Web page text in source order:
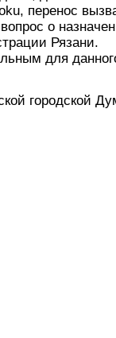
перенос
о
Рязани.
для
городской